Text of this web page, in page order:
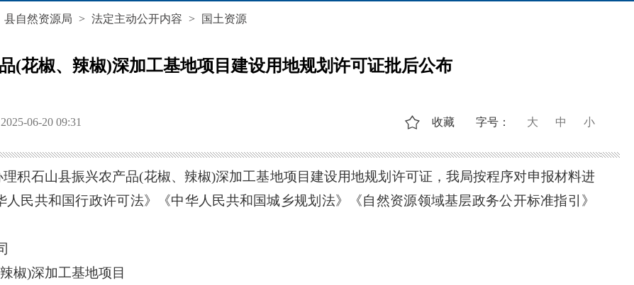
县自然资源局 > 法定主动公开内容 > 国土资源
(花椒、辣椒)深加工基地项目建设用地规划许可证批后公布
06-20 09:31 字号： 大 中 小
收藏
积石山县振兴农产品(花椒、辣椒)深加工基地项目建设用地规划许可证，我局按程序对申报材料进
民共和国行政许可法》《中华人民共和国城乡规划法》《自然资源领域基层政务公开标准指引》
椒)深加工基地项目